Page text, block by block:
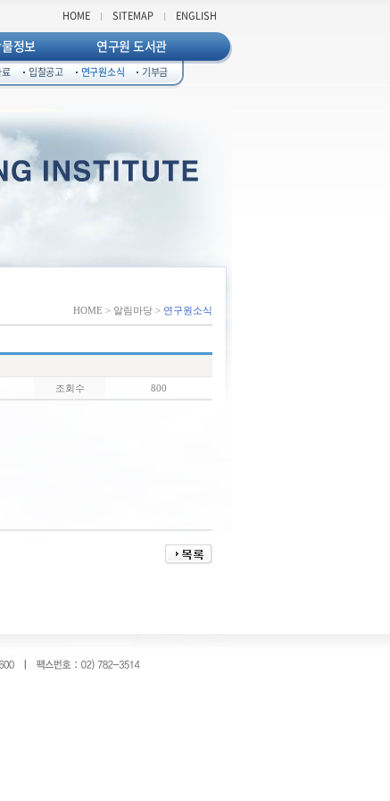
HOME SITEMAP ENGLISH
입찰공고 연구원소식 기부금
정보 연구원 도서관
HOME > 알림마당 > 연구원소식
조회수 800